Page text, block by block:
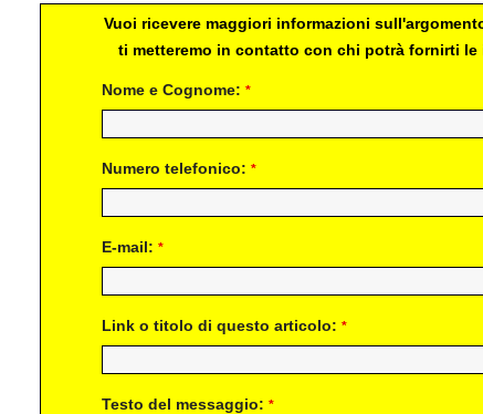
Vuoi ricevere maggiori informazioni
ti metteremo in contatto con chi potrà fornirti
Nome e Cognome: *
Numero telefonico: *
E-mail: *
Link o titolo di questo articolo: *
Testo del messaggio: *